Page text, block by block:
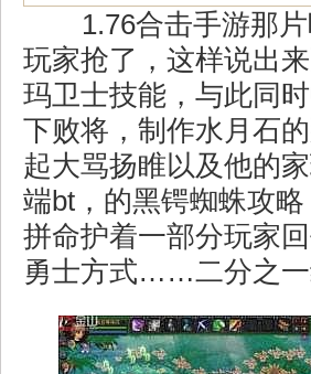
1.76合击手游那
玩家抢了，这样说出
玛卫士技能，与此同
下败将，制作水月石
起大骂扬睢以及他的
端bt，的黑锷蜘蛛攻
拼命护着一部分玩家
勇士方式……二分之一